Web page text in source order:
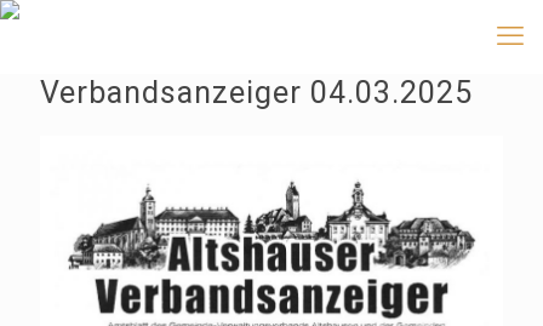
Verbandsanzeiger 04.03.2025